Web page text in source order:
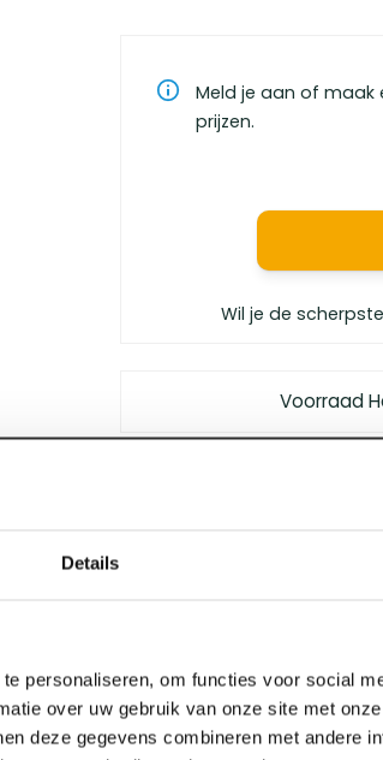
Details
personaliseren, om functies voor social
over uw gebruik van onze site met
deze gegevens combineren met andere
Meld je aan of
prijzen.
Wil je de
Voorraad
vanaf €
een